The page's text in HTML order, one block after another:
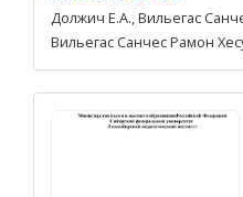
Должич Е.А., Вильегас
Вильегас Санчес Рамон